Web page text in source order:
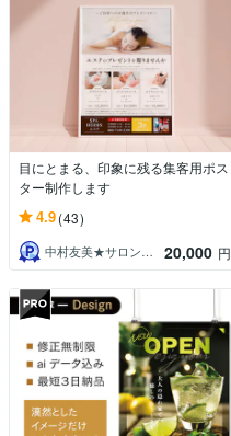
目にとまる、印象に残る集客用ポス
ター制作します
4.9(43)
中村友美★サロンや店舗の為のデザイン 20,000 円